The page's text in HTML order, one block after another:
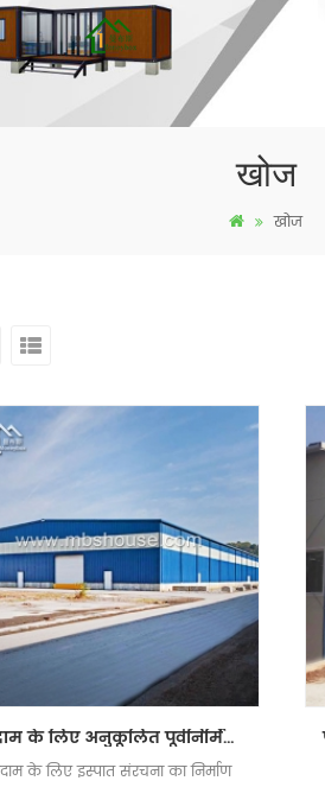
खोज
खोज
गोदाम के लिए अनुकूलित पूर्वनिर्मित भारी इस्पात संरचना का निर्माण
के लिए इस्पात संरचना का निर्माण